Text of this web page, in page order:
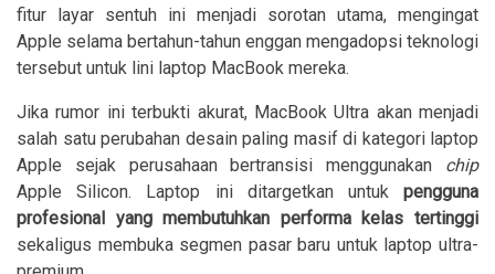
fitur layar sentuh ini menjadi sorotan utama, mengingat
Apple selama bertahun-tahun enggan mengadopsi teknologi
tersebut untuk lini laptop MacBook mereka.
Jika rumor ini terbukti akurat, MacBook Ultra akan menjadi
salah satu perubahan desain paling masif di kategori laptop
Apple sejak perusahaan bertransisi menggunakan chip
Apple Silicon. Laptop ini ditargetkan untuk pengguna
profesional yang membutuhkan performa kelas tertinggi
sekaligus membuka segmen pasar baru untuk laptop ultra-